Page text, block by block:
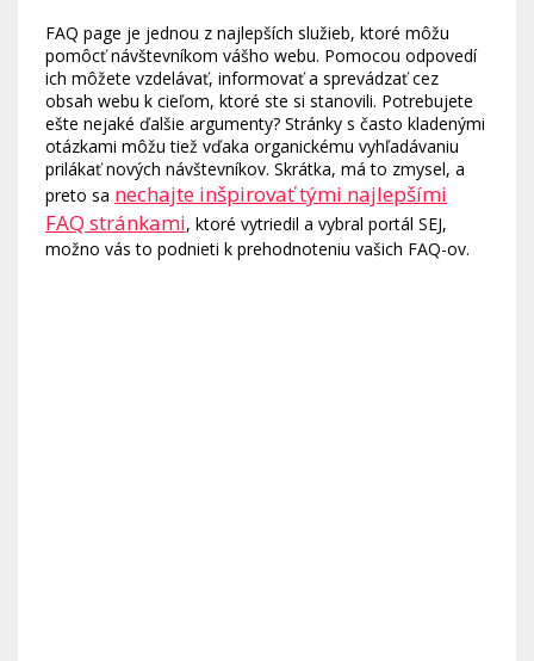
FAQ page je jednou z najlepších služieb, ktoré môžu
pomôcť návštevníkom vášho webu. Pomocou odpovedí
ich môžete vzdelávať, informovať a sprevádzať cez
obsah webu k cieľom, ktoré ste si stanovili. Potrebujete
ešte nejaké ďalšie argumenty? Stránky s často kladenými
otázkami môžu tiež vďaka organickému vyhľadávaniu
prilákať nových návštevníkov. Skrátka, má to zmysel, a
preto sa nechajte inšpirovať tými najlepšími
FAQ stránkami, ktoré vytriedil a vybral portál SEJ,
možno vás to podnieti k prehodnoteniu vašich FAQ-ov.